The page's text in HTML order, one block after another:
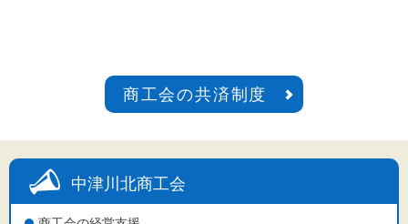
中津川北商工会
商工会の共済制度